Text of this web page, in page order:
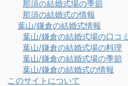
那須の結婚式場の季節
那須の結婚式の情報
葉山/鎌倉の結婚式情報
葉山/鎌倉の結婚式場の口コミ
葉山/鎌倉の結婚式場の料理
葉山/鎌倉の結婚式場の季節
葉山/鎌倉の結婚式の情報
このサイトについて